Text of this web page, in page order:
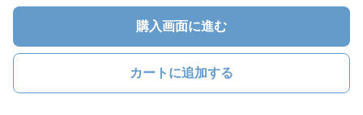
購入画面に進む
カートに追加する